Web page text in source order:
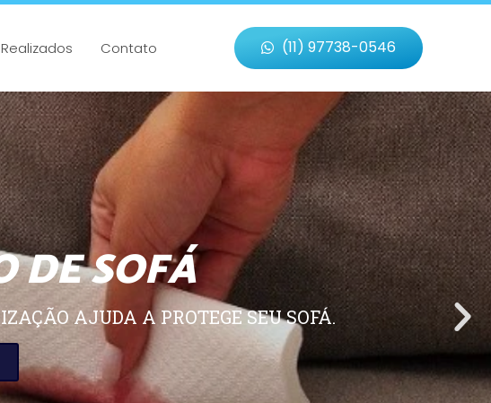
Contato (11) 97738-0546
DE SOFÁ
AJUDA A PROTEGE SEU SOFÁ.